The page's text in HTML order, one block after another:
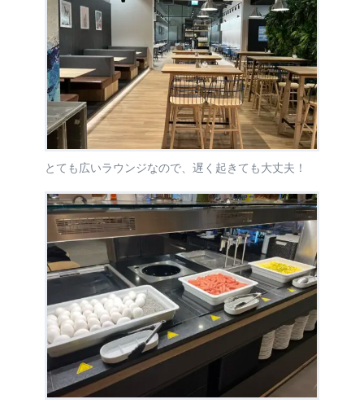
とても広いラウンジなので、遅く起きても大丈夫！